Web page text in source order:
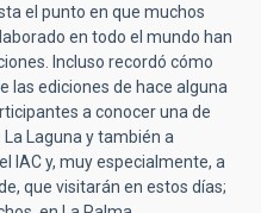
el punto en que muchos
en todo el mundo han
Incluso recordó cómo
las ediciones de hace alguna
a conocer una de
Laguna y también a
IAC y, muy especialmente, a
que visitarán en estos días;